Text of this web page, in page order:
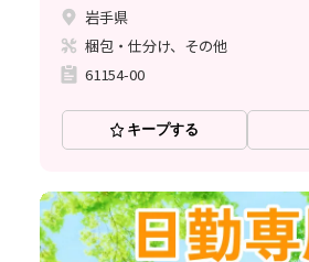
岩手県
梱包・仕分け、その他
61154-00
キープする